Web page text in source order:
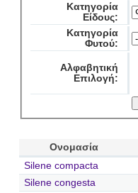
Κατηγορία
Είδους:
Κατηγορία
Φυτού:
Αλφαβητική
Επιλογή:
Ονομασία
Silene compacta
Silene congesta